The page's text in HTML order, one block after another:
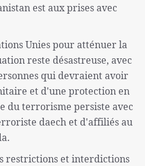
est aux prises avec
Unies pour atténuer la
reste désastreuse, avec
qui devraient avoir
et d'une protection en
du terrorisme persiste avec
daech et d'affiliés au
restrictions et interdictions